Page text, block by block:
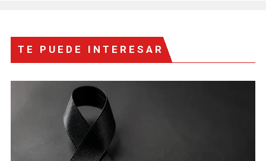
TE PUEDE INTERESAR